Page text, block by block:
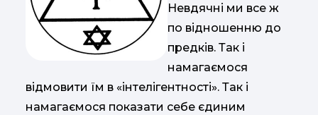
Невдячні ми все ж
по відношенню до
предків. Так і
намагаємося
відмовити їм в «інтелігентності». Так і
намагаємося показати себе єдиним